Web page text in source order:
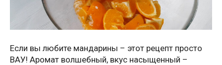
Если вы любите мандарины – этот рецепт просто
ВАУ! Аромат волшебный, вкус насыщенный –